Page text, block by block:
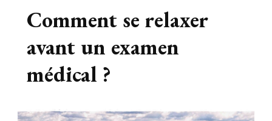
Comment se relaxer
avant un examen
médical ?